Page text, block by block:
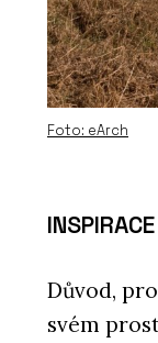
Foto: eArch
Důvod,
svém